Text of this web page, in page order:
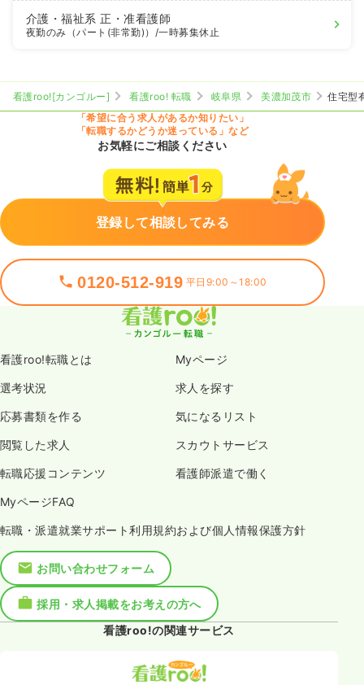
介護・福祉系正・准看護師
夜勤のみ（パート(非常勤)） /一時募集休止
看護roo![カンゴルー] 看護roo! 転職 岐阜県 美濃加茂市
住宅型
「希望に合う求人があるか知りたい」
「転職するかどうか迷っている」など
お気軽にご相談ください
登録して相談してみる
0120-512-919 平日9:00～18:00
看護roo!転職とは Myページ
選考状況 求人を探す
応募書類を作る 気になるリスト
閲覧した求人 スカウトサービス
転職応援コンテンツ 看護師派遣で働く
MyページFAQ
転職・派遣就業サポート利用規約および個人情報保護方針
お問い合わせフォーム
採用・求人掲載をお考えの方へ
看護roo!の関連サービス